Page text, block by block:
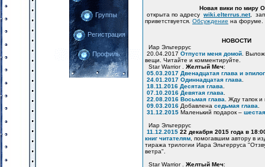
Группы
Регистрация
Профиль
Новая вики по миру
открыта по адресу wiki.elterrus.net,
приветствуется. Обсуждение на форуме.
НОВОСТИ
Иар Эльтеррус
20.04.2017 Отпусти меня домой .
вещи. Читайте и комментируйте.
Star Warrior . Желтый Меч:
05.03.2017 Двенадцатая глава и эпилог
24.01.2017 Одиннадцатая глава
18.11.2016 Десятая глава
07.10.2016 Девятая глава
22.08.2016 Восьмая глава . Жду тапок
09.03.2016 Добавлена седьмая глава
31.12.2015 Маленький подарок –
Иар Эльтеррус
11.12.2015 22 декабря 2015 года в
книг читателям , помогавшим автору в
тиража трилогии Иара Эльтерруса
ветра".
Star Warrior . Желтый Меч: